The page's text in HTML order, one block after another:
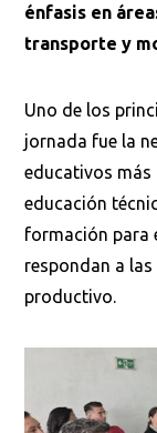
énfasis en
transporte y
Uno de los
jornada fue la
educativos más
educación
formación para
respondan a
productivo.
Buscar en: *
Ordenar por: